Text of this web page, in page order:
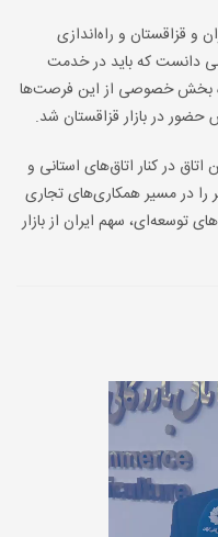
۱۴ روزه میان ایران و قزاقستان و راه‌اندازی
دانست که باید در خدمت
بخش خصوصی از این فرصت‌ها
در بازار قزاقستان شد.
در کنار اتاق‌های استانی و
را در مسیر همکاری‌های تجاری
توسعه‌ای، سهم ایران از بازار